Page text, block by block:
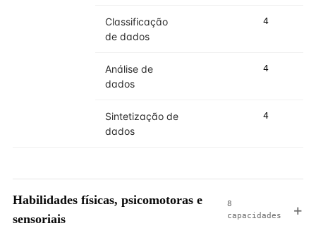
Classificação
de dados
4
Análise de
dados
4
Sintetização de
dados
4
Habilidades físicas, psicomotoras e
sensoriais
8
capacidades